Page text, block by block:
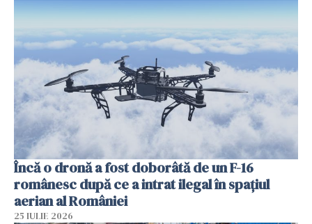
Încă o dronă a fost doborâtă de un F-16
românesc după ce a intrat ilegal în spațiul
aerian al României
25 IULIE 2026